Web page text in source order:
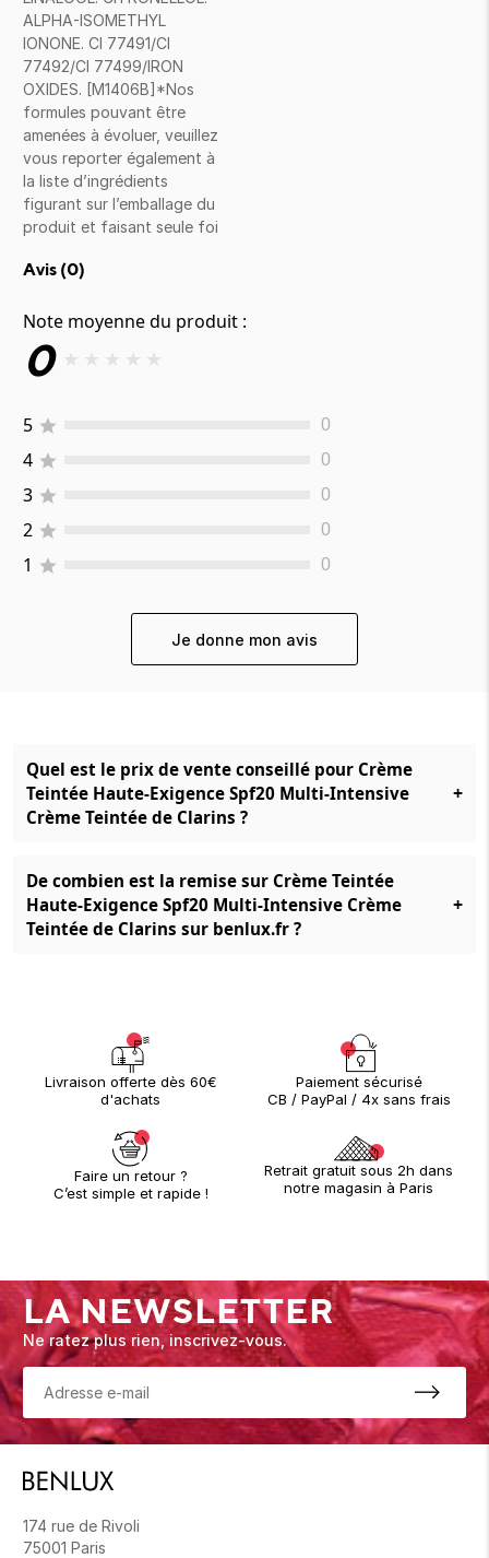
ALPHA-ISOMETHYL
IONONE. CI 77491/CI
77492/CI 77499/IRON
OXIDES. [M1406B]*Nos
formules pouvant être
amenées à évoluer, veuillez
vous reporter également à
la liste d’ingrédients
figurant sur l’emballage du
produit et faisant seule foi
Avis (0)
Note moyenne du produit :
0 ★ ★ ★ ★ ★
5 0
4 0
3 0
2 0
1 0
Je donne mon avis
Quel est le prix de vente conseillé pour Crème
Teintée Haute-Exigence Spf20 Multi-Intensive
Crème Teintée de Clarins ?
+
De combien est la remise sur Crème Teintée
Haute-Exigence Spf20 Multi-Intensive Crème
Teintée de Clarins sur benlux.fr ?
+
Livraison offerte dès 60€
d'achats
Paiement sécurisé
CB / PayPal / 4x sans frais
Faire un retour ?
C’est simple et rapide !
Retrait gratuit sous 2h dans
notre magasin à Paris
LA NEWSLETTER
Ne ratez plus rien, inscrivez-vous.
174 rue de Rivoli
75001 Paris